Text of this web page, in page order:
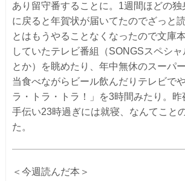
あり留守番することに。1週間ほどの独
に戻ると年賀状が届いてたのでざっと
とはもうやることなくなったので文庫
していたテレビ番組（SONGSスペシ
とか）を眺めたり、年中無休のスーパ
当食べながらビール飲んだりテレビで
ラ・トラ・トラ！」を3時間みたり。昨
手伝い23時過ぎには就寝、なんてこと
た。
＜今週読んだ本＞